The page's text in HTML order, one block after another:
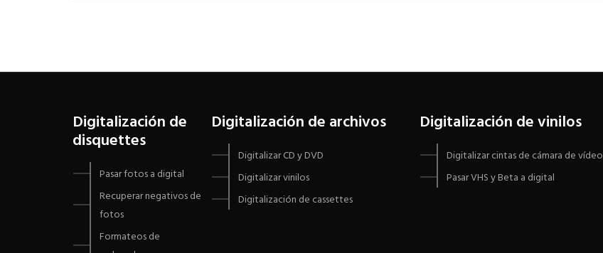
Digitalización de
disquettes
Pasar fotos a digital
Recuperar negativos de
fotos
Formateos de
Digitalización de archivos
Digitalizar CD y DVD
Digitalizar vinilos
Digitalización de cassettes
Digitalización de vinilos
Digitalizar cintas de cámara de vídeo
Pasar VHS y Beta a digital